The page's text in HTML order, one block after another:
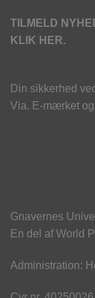
TILMELD
KLIK HER.
Din sikkerhed
Via. E-mærket
Gnavernes
En del af World
Administration: